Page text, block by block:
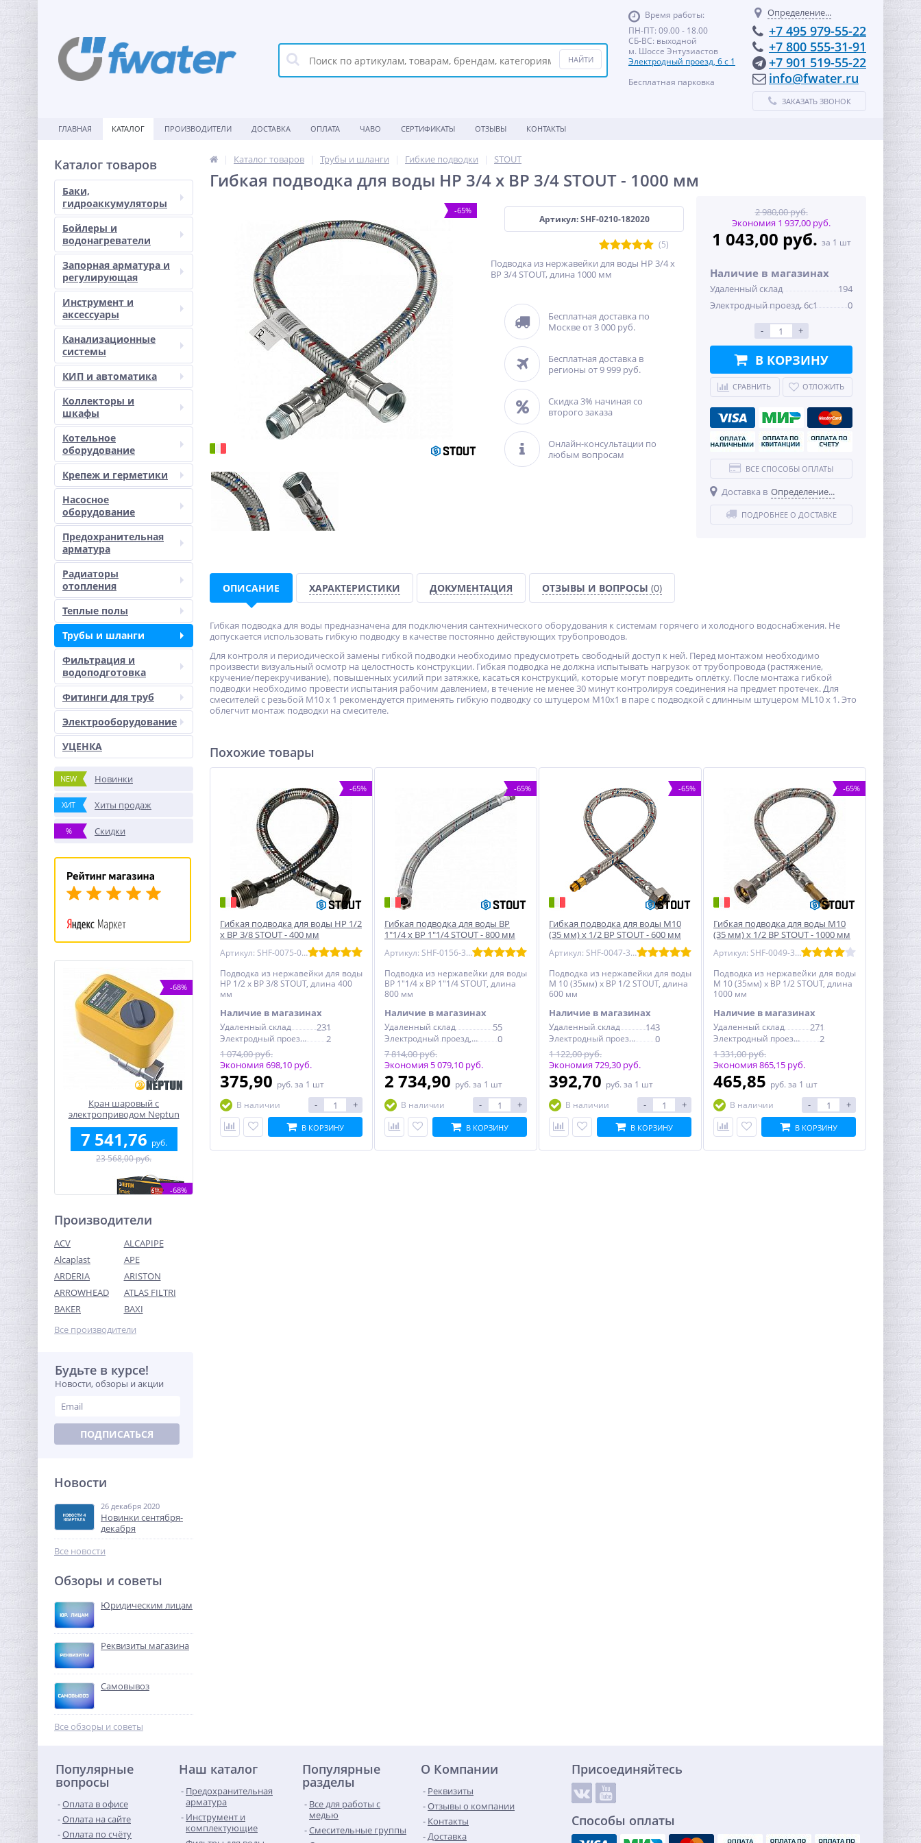
Время работы:
ПН-ПТ: 09.00 - 18.00
СБ-ВС: выходной
м. Шоссе Энтузиастов
Электродный проезд, 6 с 1
Бесплатная парковка
Определение...
+7 495 979-55-22
+7 800 555-31-91
+7 901 519-55-22
info@fwater.ru
ЗАКАЗАТЬ ЗВОНОК
ГЛАВНАЯ КАТАЛОГ ПРОИЗВОДИТЕЛИ ДОСТАВКА ОПЛАТА ЧАВО СЕРТИФИКАТЫ ОТЗЫВЫ КОНТАКТЫ
Каталог товаров
Баки,
гидроаккумуляторы
Бойлеры и
водонагреватели
Запорная арматура и
регулирующая
Инструмент и
аксессуары
Канализационные
системы
КИП и автоматика
Коллекторы и
шкафы
Котельное
оборудование
Крепеж и герметики
Насосное
оборудование
Предохранительная
арматура
Радиаторы
отопления
Теплые полы
Трубы и шланги
Фильтрация и
водоподготовка
Фитинги для труб
Электрооборудование
УЦЕНКА
NEW Новинки
ХИТ Хиты продаж
% Скидки
-68%
Кран шаровый с
электроприводом Neptun
Profi 12В 1/2"
7 541,76 руб.
23 568,00 руб.
-68%
Система контроля
протечек Neptun Bugatti
Smart Tuya 1/2"
37 018,88
Ниппель редукция 1"1/2 x
1"1/4 (НР) латунь UNI-FITT
646,08
Кран шаровый с
электроприводом
BugattiPro 220В 1"1/2
51 016,00 руб.
-68%
Производители
ACV
ALCAPIPE
Alcaplast
APE
ARDERIA
ARISTON
ARROWHEAD
ATLAS FILTRI
BAKER
BAXI
Все производители
Будьте в курсе!
Новости, обзоры и акции
ПОДПИСАТЬСЯ
Новости
26 декабря 2020
Новинки сентября-
декабря
Все новости
Обзоры и советы
Юридическим лицам
Реквизиты магазина
Самовывоз
Все обзоры и советы
Каталог товаров Трубы и шланги Гибкие подводки STOUT
Гибкая подводка для воды НР 3/4 х ВР 3/4 STOUT - 1000 мм
-65%
Артикул: SHF-0210-182020
(5)
Подводка из нержавейки для воды НР 3/4 х
ВР 3/4 STOUT, длина 1000 мм
Бесплатная доставка по
Москве от 3 000 руб.
Бесплатная доставка в
регионы от 9 999 руб.
Скидка 3% начиная со
второго заказа
Онлайн-консультации по
любым вопросам
2 980,00 руб.
Экономия 1 937,00 руб.
1 043,00 руб. за 1 шт
Наличие в магазинах
Удаленный склад
194
Электродный проезд, 6с1
0
- +
В КОРЗИНУ
СРАВНИТЬ ОТЛОЖИТЬ
ВСЕ СПОСОБЫ ОПЛАТЫ
Доставка в Определение...
ПОДРОБНЕЕ О ДОСТАВКЕ
ОПИСАНИЕ ХАРАКТЕРИСТИКИ ДОКУМЕНТАЦИЯ ОТЗЫВЫ И ВОПРОСЫ (0)
Гибкая подводка для воды предназначена для подключения сантехнического оборудования к системам горячего и холодного водоснабжения. Не
допускается использовать гибкую подводку в качестве постоянно действующих трубопроводов.
Для контроля и периодической замены гибкой подводки необходимо предусмотреть свободный доступ к ней. Перед монтажом необходимо
произвести визуальный осмотр на целостность конструкции. Гибкая подводка не должна испытывать нагрузок от трубопровода (растяжение,
кручение/перекручивание), повышенных усилий при затяжке, касаться конструкций, которые могут повредить оплётку. После монтажа гибкой
подводки необходимо провести испытания рабочим давлением, в течение не менее 30 минут контролируя соединения на предмет протечек. Для
смесителей с резьбой M10 x 1 рекомендуется применять гибкую подводку со штуцером M10x1 в паре с подводкой с длинным штуцером ML10 x 1. Это
облегчит монтаж подводки на смесителе.
Похожие товары
-65%
Гибкая подводка для воды НР 1/2
х ВР 3/8 STOUT - 400 мм
Артикул: SHF-0075-081510
Подводка из нержавейки для воды
НР 1/2 х ВР 3/8 STOUT, длина 400
мм
Наличие в магазинах
Удаленный склад 231
Электродный проезд, 6с1
2
1 074,00 руб.
Экономия 698,10 руб.
375,90 руб. за 1 шт
В наличии
- +
В КОРЗИНУ
-65%
Гибкая подводка для воды ВР
1"1/4 х ВР 1"1/4 STOUT - 800 мм
Артикул: SHF-0156-323232
Подводка из нержавейки для воды
ВР 1"1/4 х ВР 1"1/4 STOUT, длина
800 мм
Наличие в магазинах
Удаленный склад 55
Электродный проезд, 6с1
0
7 814,00 руб.
Экономия 5 079,10 руб.
2 734,90 руб. за 1 шт
В наличии
- +
В КОРЗИНУ
-65%
Гибкая подводка для воды M10
(35 мм) х 1/2 BP STOUT - 600 мм
Артикул: SHF-0047-351015
Подводка из нержавейки для воды
M 10 (35мм) х ВР 1/2 STOUT, длина
600 мм
Наличие в магазинах
Удаленный склад 143
Электродный проезд, 6с1
0
1 122,00 руб.
Экономия 729,30 руб.
392,70 руб. за 1 шт
В наличии
- +
В КОРЗИНУ
-65%
Гибкая подводка для воды M10
(35 мм) х 1/2 BP STOUT - 1000 мм
Артикул: SHF-0049-351015
Подводка из нержавейки для воды
M 10 (35мм) х ВР 1/2 STOUT, длина
1000 мм
Наличие в магазинах
Удаленный склад 271
Электродный проезд, 6с1
2
1 331,00 руб.
Экономия 865,15 руб.
465,85 руб. за 1 шт
В наличии
- +
В КОРЗИНУ
Популярные
вопросы
Оплата в офисе
Оплата на сайте
Оплата по счёту
Наш каталог
Предохранительная
арматура
Инструмент и
комплектующие
Популярные
разделы
Все для работы с
медью
Смесительные группы
О Компании
Реквизиты
Отзывы о компании
Контакты
Доставка
Присоединяйтесь
Способы оплаты